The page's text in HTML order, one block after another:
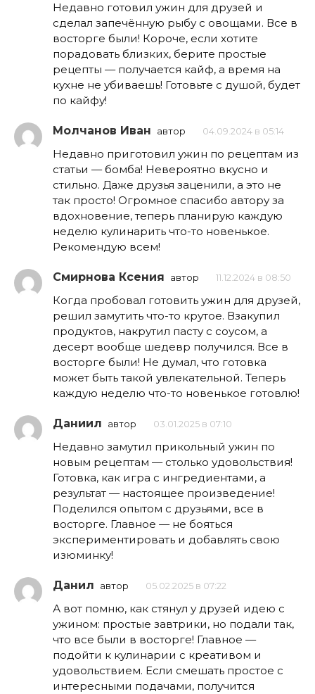
Недавно готовил ужин для друзей и
сделал запечённую рыбу с овощами. Все в
восторге были! Короче, если хотите
порадовать близких, берите простые
рецепты — получается кайф, а время на
кухне не убиваешь! Готовьте с душой, будет
по кайфу!
Молчанов Иван автор 04.09.2024 в 05:14
Недавно приготовил ужин по рецептам из
статьи — бомба! Невероятно вкусно и
стильно. Даже друзья заценили, а это не
так просто! Огромное спасибо автору за
вдохновение, теперь планирую каждую
неделю кулинарить что-то новенькое.
Рекомендую всем!
Смирнова Ксения автор 11.12.2024 в 08:50
Когда пробовал готовить ужин для друзей,
решил замутить что-то крутое. Взакупил
продуктов, накрутил пасту с соусом, а
десерт вообще шедевр получился. Все в
восторге были! Не думал, что готовка
может быть такой увлекательной. Теперь
каждую неделю что-то новенькое готовлю!
Даниил автор 03.01.2025 в 07:10
Недавно замутил прикольный ужин по
новым рецептам — столько удовольствия!
Готовка, как игра с ингредиентами, а
результат — настоящее произведение!
Поделился опытом с друзьями, все в
восторге. Главное — не бояться
экспериментировать и добавлять свою
изюминку!
Данил автор 05.02.2025 в 07:22
А вот помню, как стянул у друзей идею с
ужином: простые завтрики, но подали так,
что все были в восторге! Главное —
подойти к кулинарии с креативом и
удовольствием. Если смешать простое с
интересными подачами, получится